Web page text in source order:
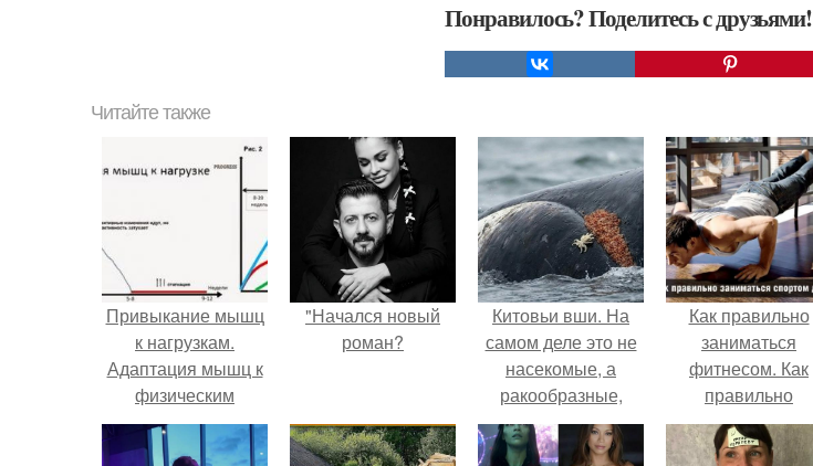
Понравилось? Поделитесь с друзьями!
Читайте также
Привыкание мышц
к нагрузкам.
Адаптация мышц к
физическим
нагрузкам.
"Начался новый
роман?
Китовьи вши. На
самом деле это не
насекомые, а
ракообразные,
относящиеся к
бокоплавам.
Как правильно
заниматься
фитнесом. Как
правильно
заниматься
спортом в